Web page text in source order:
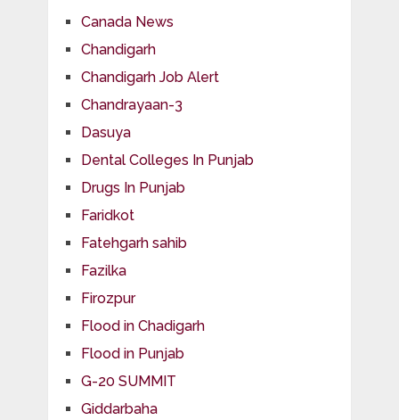
Canada News
Chandigarh
Chandigarh Job Alert
Chandrayaan-3
Dasuya
Dental Colleges In Punjab
Drugs In Punjab
Faridkot
Fatehgarh sahib
Fazilka
Firozpur
Flood in Chadigarh
Flood in Punjab
G-20 SUMMIT
Giddarbaha